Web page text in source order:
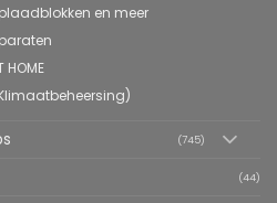
en meer
(745)
(44)